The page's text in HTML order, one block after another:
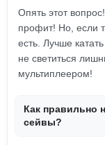
Опять этот
профит! Но, если
есть. Лучше
не светиться
мультиплеером!
Как правильно
сейвы?